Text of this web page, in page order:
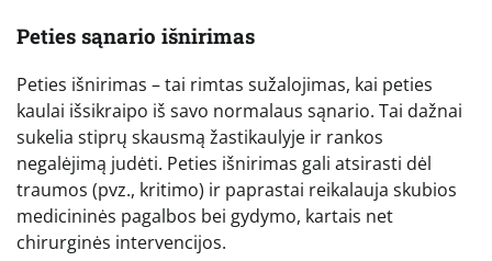
Peties sąnario išnirimas
Peties išnirimas – tai rimtas sužalojimas, kai peties
kaulai išsikraipo iš savo normalaus sąnario. Tai dažnai
sukelia stiprų skausmą žastikaulyje ir rankos
negalėjimą judėti. Peties išnirimas gali atsirasti dėl
traumos (pvz., kritimo) ir paprastai reikalauja skubios
medicininės pagalbos bei gydymo, kartais net
chirurginės intervencijos.